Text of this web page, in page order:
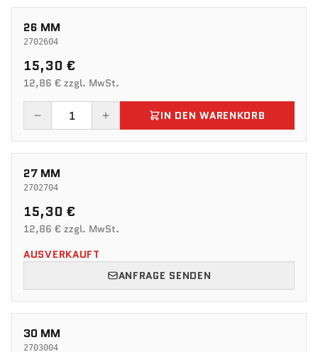
26 MM
2702604
15,30 €
12,86 € zzgl. MwSt.
IN DEN WARENKORB
27 MM
2702704
15,30 €
12,86 € zzgl. MwSt.
AUSVERKAUFT
ANFRAGE SENDEN
30 MM
2703004